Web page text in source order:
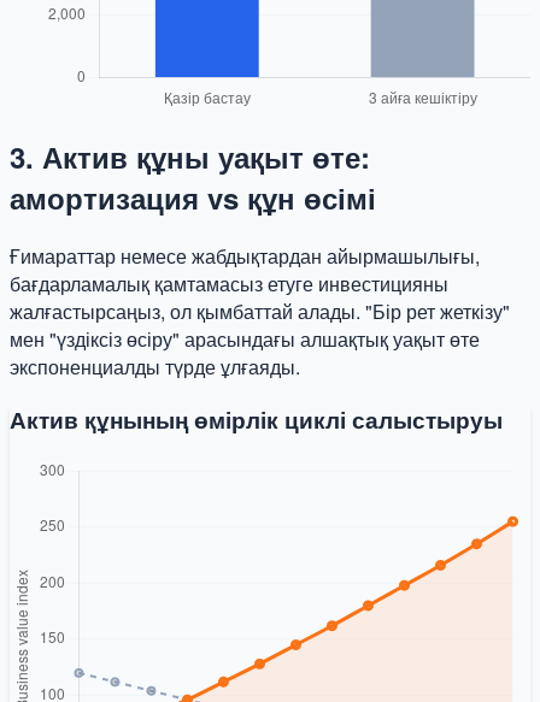
3. Актив құны уақыт өте:
амортизация vs құн өсімі
Ғимараттар немесе жабдықтардан айырмашылығы,
бағдарламалық қамтамасыз етуге инвестицияны
жалғастырсаңыз, ол қымбаттай алады. "Бір рет жеткізу"
мен "үздіксіз өсіру" арасындағы алшақтық уақыт өте
экспоненциалды түрде ұлғаяды.
Актив құнының өмірлік циклі салыстыруы